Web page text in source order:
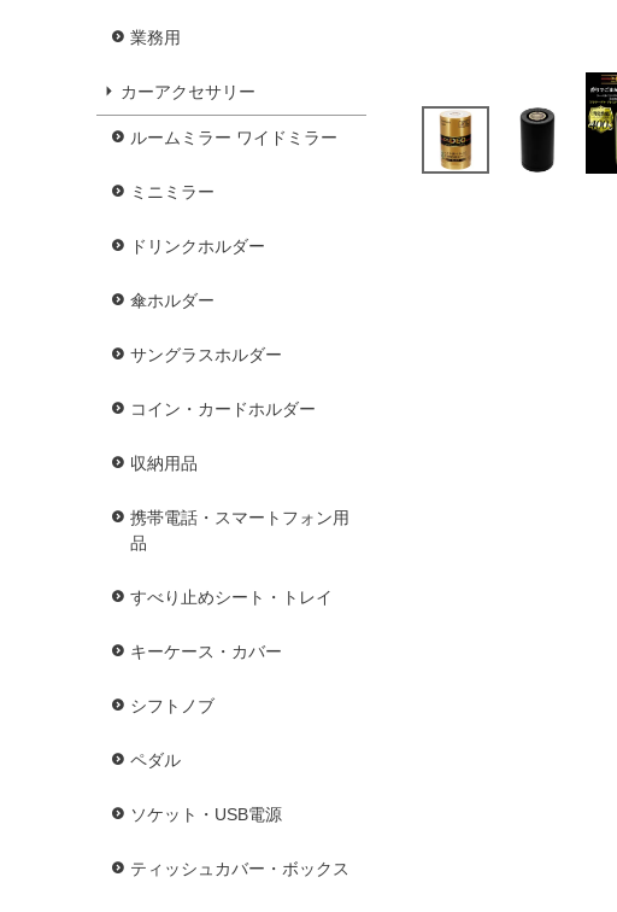
業務用
カーアクセサリー
ルームミラー ワイドミラー
ミニミラー
ドリンクホルダー
傘ホルダー
サングラスホルダー
コイン・カードホルダー
収納用品
携帯電話・スマートフォン用
品
すべり止めシート・トレイ
キーケース・カバー
シフトノブ
ペダル
ソケット・USB電源
ティッシュカバー・ボックス